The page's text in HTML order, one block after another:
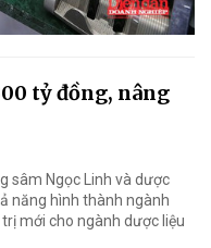
tỷ đồng, nâng
sâm Ngọc Linh và dược
năng hình thành ngành
mới cho ngành dược liệu